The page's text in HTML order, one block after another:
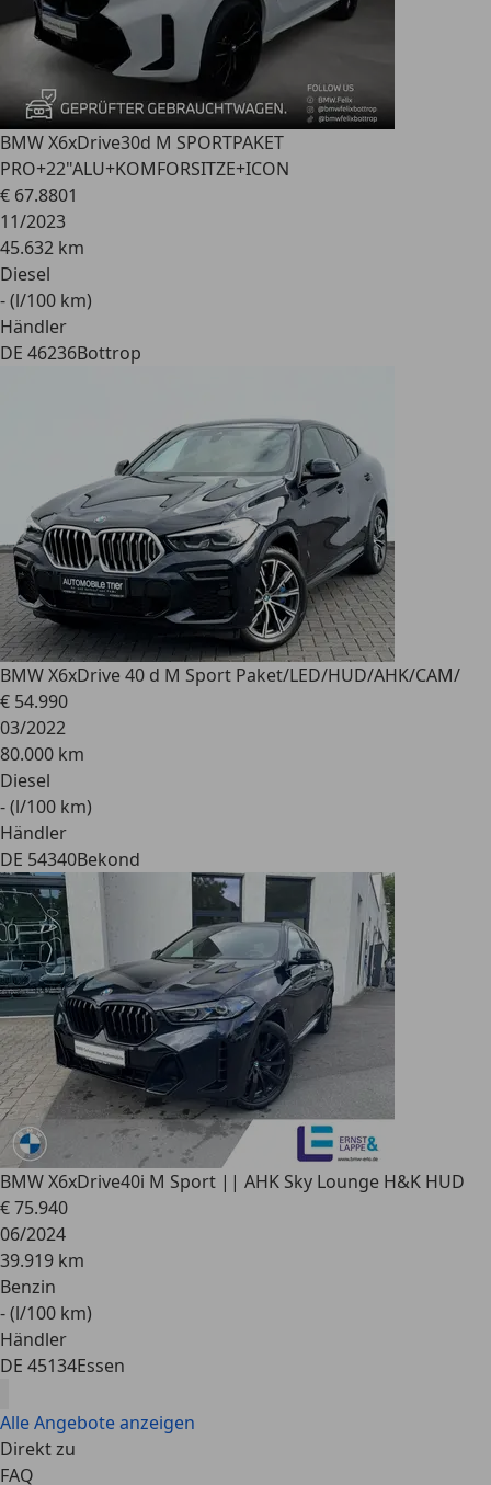
BMW X6xDrive30d M SPORTPAKET
PRO+22"ALU+KOMFORSITZE+ICON
€ 67.8801
11/2023
45.632 km
Diesel
- (l/100 km)
Händler
DE 46236Bottrop
BMW X6xDrive 40 d M Sport Paket/LED/HUD/AHK/CAM/
€ 54.990
03/2022
80.000 km
Diesel
- (l/100 km)
Händler
DE 54340Bekond
BMW X6xDrive40i M Sport || AHK Sky Lounge H&K HUD
€ 75.940
06/2024
39.919 km
Benzin
- (l/100 km)
Händler
DE 45134Essen
Alle Angebote anzeigen
Direkt zu
FAQ